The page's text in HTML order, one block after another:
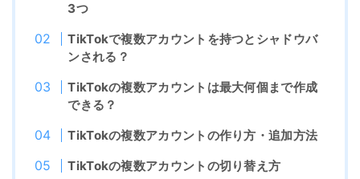
3つ
TikTokで複数アカウントを持つとシャドウバ
ンされる？
TikTokの複数アカウントは最大何個まで作成
できる？
TikTokの複数アカウントの作り方・追加方法
TikTokの複数アカウントの切り替え方